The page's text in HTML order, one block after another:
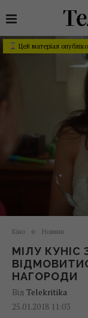
Цей матеріал
Кіно Новини
МІЛУ
НАГОРОДИ
Від Telekritika
25.01.2018 11:03